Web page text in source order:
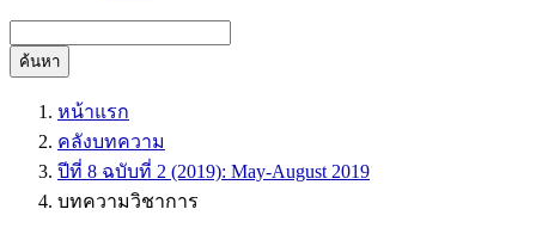
ค้นหา
หน้าแรก
คลังบทความ
ปีที่ 8 ฉบับที่ 2 (2019): May-August 2019
บทความวิชาการ